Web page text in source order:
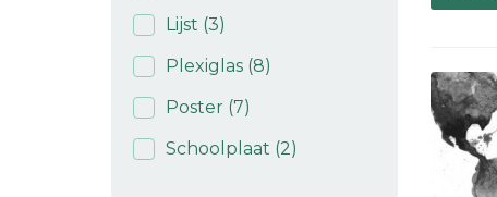
Lijst (3)
Plexiglas (8)
Poster (7)
Schoolplaat (2)